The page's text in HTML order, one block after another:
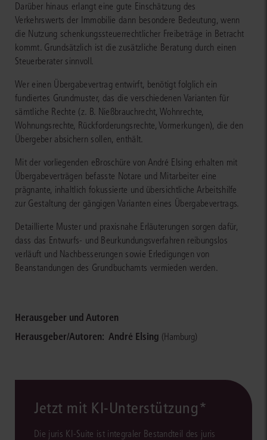
Darüber hinaus erlangt eine gute Einschätzung des
Verkehrswerts der Immobilie dann besondere Bedeutung, wenn
die Nutzung schenkungssteuerrechtlicher Freibeträge in Betracht
kommt. Grundsätzlich ist die zusätzliche Beratung durch einen
Steuerberater sinnvoll.
Wer einen Übergabevertrag entwirft, benötigt folglich ein
fundiertes Grundmuster, das die verschiedenen Varianten für
sämtliche Rechte (z. B. Nießbrauchrecht, Wohnrechte,
Wohnungsrechte, Rückforderungsrechte, Vormerkungen), die den
Übergeber absichern sollen, enthält.
Mit der vorliegenden eBroschüre von André Elsing erhalten mit
Übergabeverträgen befasste Notare und Mitarbeiter eine
prägnante, inhaltlich fokussierte und übersichtliche Arbeitshilfe
zur Gestaltung der gängigen Varianten eines Übergabevertrags.
Detaillierte Muster und praxisnahe Erläuterungen sorgen dafür,
dass das Entwurfs- und Beurkundungsverfahren reibungslos
verläuft und Nachbesserungen sowie Erledigungen von
Beanstandungen des Grundbuchamts vermieden werden.
Herausgeber und Autoren
Herausgeber/Autoren: André Elsing (Hamburg)
Jetzt mit KI-Unterstützung*
Die juris KI-Suite ist integraler Bestandteil des juris